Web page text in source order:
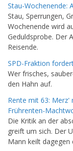
Stau-Wochenende:
Stau, Sperrungen,
Wochenende wird
Geduldsprobe. Der
Reisende.
SPD-Fraktion
Wer frisches,
den Hahn auf.
Rente mit 63: Merz'
Frührenten-
Die Kritik an der
greift um sich. Der
Mann keilt dagegen